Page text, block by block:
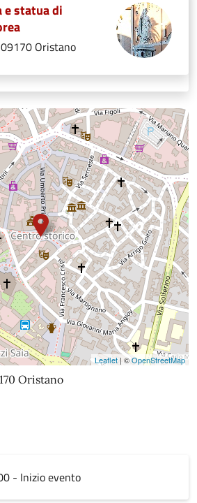
e statua di
Oristano
Leaflet | ©OpenStreetMap
Oristano
- Inizio evento